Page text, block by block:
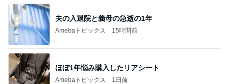
夫の入退院と義母の急逝の1年
Amebaトピックス 15時間前
ほぼ1年悩み購入したリアシート
Amebaトピックス 1日前